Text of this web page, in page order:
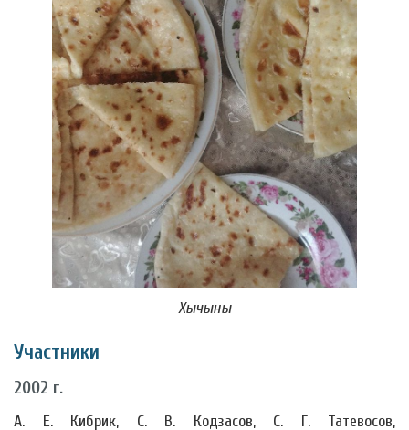
Хычыны
Участники
2002 г.
А. Е. Кибрик, С. В. Кодзасов, С. Г. Татевосов,